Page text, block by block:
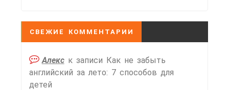
СВЕЖИЕ КОММЕНТАРИИ
Алекск записи Как не забыть
английский за лето: 7 способов для
детей